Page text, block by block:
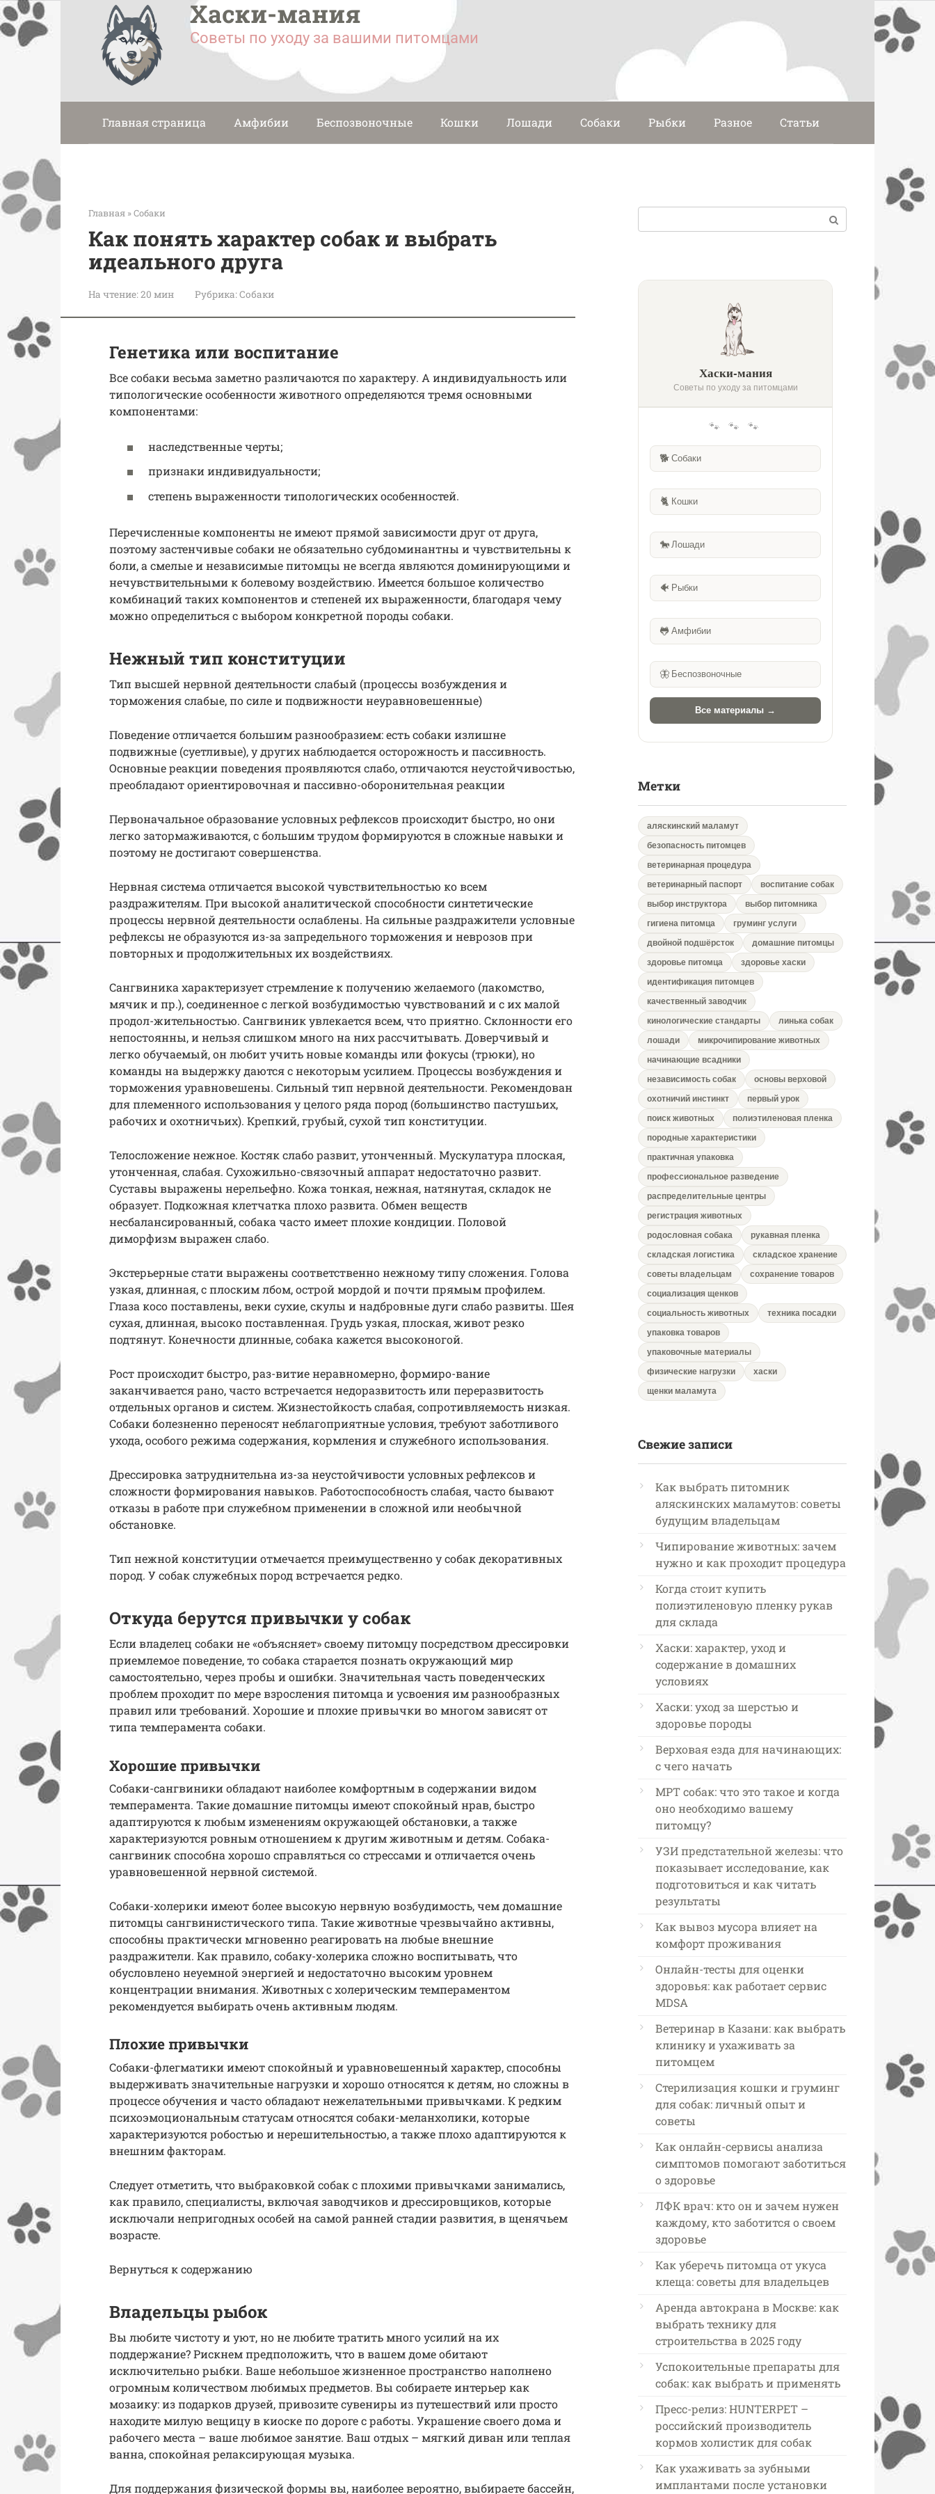
Перейти
к
контенту
Хаски-мания
Советы по уходу за вашими питомцами
Главная страница Амфибии Беспозвоночные Кошки Лошади Собаки Рыбки Разное Статьи
Главная »Собаки
Как понять характер собак и выбрать
идеального друга
На чтение:20 мин Рубрика:Собаки
Генетика или воспитание
Все собаки весьма заметно различаются по характеру. А индивидуальность или
типологические особенности животного определяются тремя основными
компонентами:
наследственные черты;
признаки индивидуальности;
степень выраженности типологических особенностей.
Перечисленные компоненты не имеют прямой зависимости друг от друга,
поэтому застенчивые собаки не обязательно субдоминантны и чувствительны к
боли, а смелые и независимые питомцы не всегда являются доминирующими и
нечувствительными к болевому воздействию. Имеется большое количество
комбинаций таких компонентов и степеней их выраженности, благодаря чему
можно определиться с выбором конкретной породы собаки.
Нежный тип конституции
Тип высшей нервной деятельности слабый (процессы возбуждения и
торможения слабые, по силе и подвижности неуравновешенные)
Поведение отличается большим разнообразием: есть собаки излишне
подвижные (суетливые), у других наблюдается осторожность и пассивность.
Основные реакции поведения проявляются слабо, отличаются неустойчивостью,
преобладают ориентировочная и пассивно-оборонительная реакции
Первоначальное образование условных рефлексов происходит быстро, но они
легко затормаживаются, с большим трудом формируются в сложные навыки и
поэтому не достигают совершенства.
Нервная система отличается высокой чувствительностью ко всем
раздражителям. При высокой аналитической способности синтетические
процессы нервной деятельности ослаблены. На сильные раздражители условные
рефлексы не образуются из-за запредельного торможения и неврозов при
повторных и продолжительных их воздействиях.
Сангвиника характеризует стремление к получению желаемого (лакомство,
мячик и пр.), соединенное с легкой возбудимостью чувствований и с их малой
продол-жительностью. Сангвиник увлекается всем, что приятно. Склонности его
непостоянны, и нельзя слишком много на них рассчитывать. Доверчивый и
легко обучаемый, он любит учить новые команды или фокусы (трюки), но
команды на выдержку даются с некоторым усилием. Процессы возбуждения и
торможения уравновешены. Сильный тип нервной деятельности. Рекомендован
для племенного использования у целого ряда пород (большинство пастушьих,
рабочих и охотничьих). Крепкий, грубый, сухой тип конституции.
Телосложение нежное. Костяк слабо развит, утонченный. Мускулатура плоская,
утонченная, слабая. Сухожильно-связочный аппарат недостаточно развит.
Суставы выражены нерельефно. Кожа тонкая, нежная, натянутая, складок не
образует. Подкожная клетчатка плохо развита. Обмен веществ
несбалансированный, собака часто имеет плохие кондиции. Половой
диморфизм выражен слабо.
Экстерьерные стати выражены соответственно нежному типу сложения. Голова
узкая, длинная, с плоским лбом, острой мордой и почти прямым профилем.
Глаза косо поставлены, веки сухие, скулы и надбровные дуги слабо развиты. Шея
сухая, длинная, высоко поставленная. Грудь узкая, плоская, живот резко
подтянут. Конечности длинные, собака кажется высоконогой.
Рост происходит быстро, раз-витие неравномерно, формиро-вание
заканчивается рано, часто встречается недоразвитость или переразвитость
отдельных органов и систем. Жизнестойкость слабая, сопротивляемость низкая.
Собаки болезненно переносят неблагоприятные условия, требуют заботливого
ухода, особого режима содержания, кормления и служебного использования.
Дрессировка затруднительна из-за неустойчивости условных рефлексов и
сложности формирования навыков. Работоспособность слабая, часто бывают
отказы в работе при служебном применении в сложной или необычной
обстановке.
Тип нежной конституции отмечается преимущественно у собак декоративных
пород. У собак служебных пород встречается редко.
Откуда берутся привычки у собак
Если владелец собаки не «объясняет» своему питомцу посредством дрессировки
приемлемое поведение, то собака старается познать окружающий мир
самостоятельно, через пробы и ошибки. Значительная часть поведенческих
проблем проходит по мере взросления питомца и усвоения им разнообразных
правил или требований. Хорошие и плохие привычки во многом зависят от
типа темперамента собаки.
Хорошие привычки
Собаки-сангвиники обладают наиболее комфортным в содержании видом
темперамента. Такие домашние питомцы имеют спокойный нрав, быстро
адаптируются к любым изменениям окружающей обстановки, а также
характеризуются ровным отношением к другим животным и детям. Собака-
сангвиник способна хорошо справляться со стрессами и отличается очень
уравновешенной нервной системой.
Собаки-холерики имеют более высокую нервную возбудимость, чем домашние
питомцы сангвинистического типа. Такие животные чрезвычайно активны,
способны практически мгновенно реагировать на любые внешние
раздражители. Как правило, собаку-холерика сложно воспитывать, что
обусловлено неуемной энергией и недостаточно высоким уровнем
концентрации внимания. Животных с холерическим темпераментом
рекомендуется выбирать очень активным людям.
Плохие привычки
Собаки-флегматики имеют спокойный и уравновешенный характер, способны
выдерживать значительные нагрузки и хорошо относятся к детям, но сложны в
процессе обучения и часто обладают нежелательными привычками. К редким
психоэмоциональным статусам относятся собаки-меланхолики, которые
характеризуются робостью и нерешительностью, а также плохо адаптируются к
внешним факторам.
Следует отметить, что выбраковкой собак с плохими привычками занимались,
как правило, специалисты, включая заводчиков и дрессировщиков, которые
исключали непригодных особей на самой ранней стадии развития, в щенячьем
возрасте.
Вернуться к содержанию
Владельцы рыбок
Вы любите чистоту и уют, но не любите тратить много усилий на их
поддержание? Рискнем предположить, что в вашем доме обитают
исключительно рыбки. Ваше небольшое жизненное пространство наполнено
огромным количеством любимых предметов. Вы собираете интерьер как
мозаику: из подарков друзей, привозите сувениры из путешествий или просто
находите милую вещицу в киоске по дороге с работы. Украшение своего дома и
рабочего места – ваше любимое занятие. Ваш отдых – мягкий диван или теплая
ванна, спокойная релаксирующая музыка.
Для поддержания физической формы вы, наиболее вероятно, выбираете бассейн,
Хаски-мания
Советы по уходу за питомцами
🐾 🐾 🐾
🐕 Собаки
🐈 Кошки
🐎 Лошади
🐠 Рыбки
🐸 Амфибии
🦋 Беспозвоночные
Все материалы →
Метки
аляскинский маламут
безопасность питомцев
ветеринарная процедура
ветеринарный паспорт
воспитание собак
выбор инструктора
выбор питомника
гигиена питомца
груминг услуги
двойной подшёрсток
домашние питомцы
здоровье питомца
здоровье хаски
идентификация питомцев
качественный заводчик
кинологические стандарты
линька собак
лошади
микрочипирование животных
начинающие всадники
независимость собак
основы верховой
охотничий инстинкт
первый урок
поиск животных
полиэтиленовая пленка
породные характеристики
практичная упаковка
профессиональное разведение
распределительные центры
регистрация животных
родословная собака
рукавная пленка
складская логистика
складское хранение
советы владельцам
сохранение товаров
социализация щенков
социальность животных
техника посадки
упаковка товаров
упаковочные материалы
физические нагрузки
хаски
щенки маламута
Свежие записи
Как выбрать питомник
аляскинских маламутов: советы
будущим владельцам
Чипирование животных: зачем
нужно и как проходит процедура
Когда стоит купить
полиэтиленовую пленку рукав
для склада
Хаски: характер, уход и
содержание в домашних
условиях
Хаски: уход за шерстью и
здоровье породы
Верховая езда для начинающих:
с чего начать
МРТ собак: что это такое и когда
оно необходимо вашему
питомцу?
УЗИ предстательной железы: что
показывает исследование, как
подготовиться и как читать
результаты
Как вывоз мусора влияет на
комфорт проживания
Онлайн-тесты для оценки
здоровья: как работает сервис
MDSA
Ветеринар в Казани: как выбрать
клинику и ухаживать за
питомцем
Стерилизация кошки и груминг
для собак: личный опыт и
советы
Как онлайн-сервисы анализа
симптомов помогают заботиться
о здоровье
ЛФК врач: кто он и зачем нужен
каждому, кто заботится о своем
здоровье
Как уберечь питомца от укуса
клеща: советы для владельцев
Аренда автокрана в Москве: как
выбрать технику для
строительства в 2025 году
Успокоительные препараты для
собак: как выбрать и применять
Пресс-релиз: HUNTERPET –
российский производитель
кормов холистик для собак
Как ухаживать за зубными
имплантами после установки